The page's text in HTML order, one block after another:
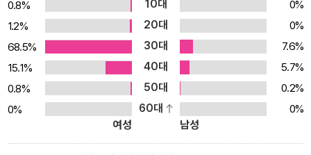
0.8% 10대
0%
1.2%
20대
0%
68.5%
30대
7.6%
15.1%
40대
5.7%
0.8%
50대
0.2%
0%
60대
0%
여성
남성